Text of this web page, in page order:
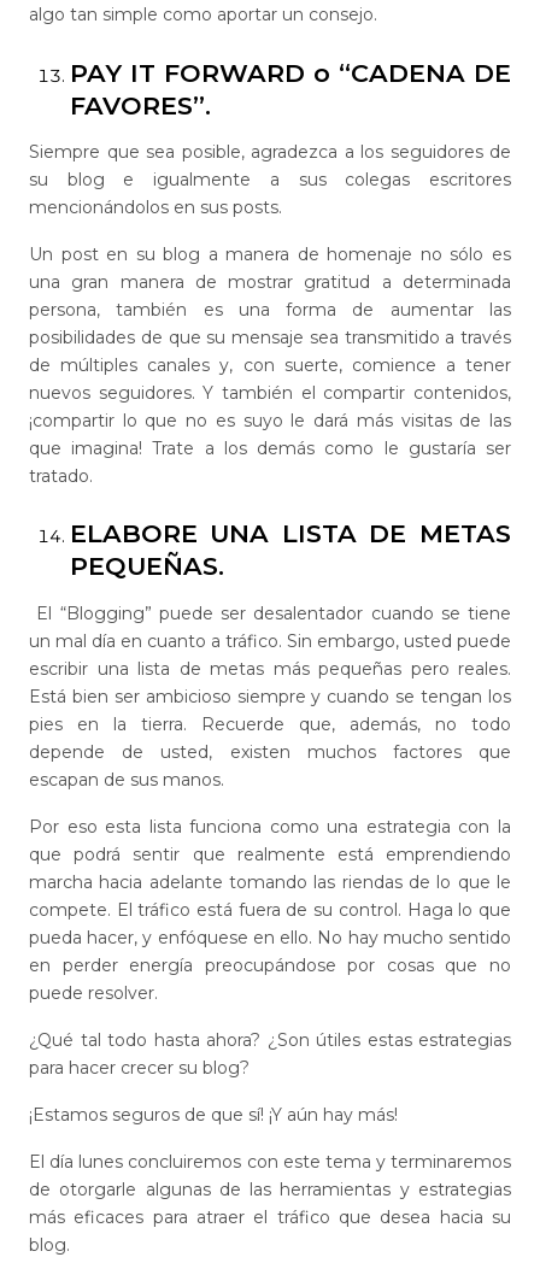
algo tan simple como aportar un consejo.
PAY IT FORWARD o “CADENA DE
FAVORES”.
Siempre que sea posible, agradezca a los seguidores de
su blog e igualmente a sus colegas escritores
mencionándolos en sus posts.
Un post en su blog a manera de homenaje no sólo es
una gran manera de mostrar gratitud a determinada
persona, también es una forma de aumentar las
posibilidades de que su mensaje sea transmitido a través
de múltiples canales y, con suerte, comience a tener
nuevos seguidores. Y también el compartir contenidos,
¡compartir lo que no es suyo le dará más visitas de las
que imagina! Trate a los demás como le gustaría ser
tratado.
ELABORE UNA LISTA DE METAS
PEQUEÑAS.
El “Blogging” puede ser desalentador cuando se tiene
un mal día en cuanto a tráfico. Sin embargo, usted puede
escribir una lista de metas más pequeñas pero reales.
Está bien ser ambicioso siempre y cuando se tengan los
pies en la tierra. Recuerde que, además, no todo
depende de usted, existen muchos factores que
escapan de sus manos.
Por eso esta lista funciona como una estrategia con la
que podrá sentir que realmente está emprendiendo
marcha hacia adelante tomando las riendas de lo que le
compete. El tráfico está fuera de su control. Haga lo que
pueda hacer, y enfóquese en ello. No hay mucho sentido
en perder energía preocupándose por cosas que no
puede resolver.
¿Qué tal todo hasta ahora? ¿Son útiles estas estrategias
para hacer crecer su blog?
¡Estamos seguros de que sí! ¡Y aún hay más!
El día lunes concluiremos con este tema y terminaremos
de otorgarle algunas de las herramientas y estrategias
más eficaces para atraer el tráfico que desea hacia su
blog.